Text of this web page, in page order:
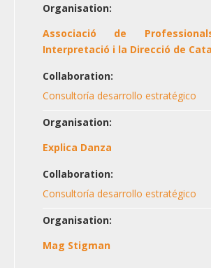
Organisation:
Associació de
Interpretació i la Direcció de
Collaboration:
Consultoría desarrollo estratégico
Organisation:
Explica Danza
Collaboration:
Consultoría desarrollo estratégico
Organisation:
Mag Stigman